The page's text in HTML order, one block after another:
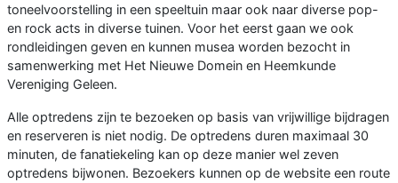
toneelvoorstelling in een speeltuin maar ook naar diverse pop-
en rock acts in diverse tuinen. Voor het eerst gaan we ook
rondleidingen geven en kunnen musea worden bezocht in
samenwerking met Het Nieuwe Domein en Heemkunde
Vereniging Geleen.
Alle optredens zijn te bezoeken op basis van vrijwillige bijdragen
en reserveren is niet nodig. De optredens duren maximaal 30
minuten, de fanatiekeling kan op deze manier wel zeven
optredens bijwonen. Bezoekers kunnen op de website een route